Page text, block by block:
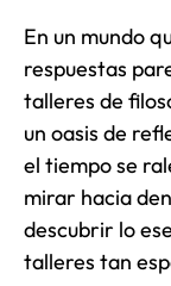
En un mundo
respuestas
talleres de
un oasis de
el tiempo se
mirar hacia
descubrir lo
talleres tan